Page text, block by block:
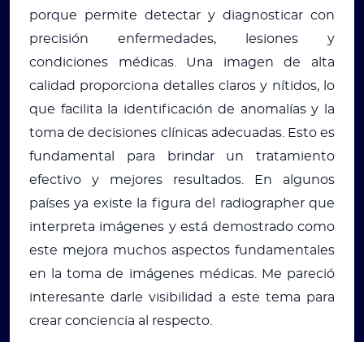
porque permite detectar y diagnosticar con
precisión enfermedades, lesiones y
condiciones médicas. Una imagen de alta
calidad proporciona detalles claros y nítidos, lo
que facilita la identificación de anomalías y la
toma de decisiones clínicas adecuadas. Esto es
fundamental para brindar un tratamiento
efectivo y mejores resultados. En algunos
países ya existe la figura del radiographer que
interpreta imágenes y está demostrado como
este mejora muchos aspectos fundamentales
en la toma de imágenes médicas. Me pareció
interesante darle visibilidad a este tema para
crear conciencia al respecto.